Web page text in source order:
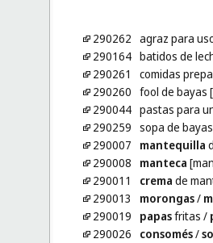
290262 agraz para
290164 batidos de
290261
comidas
290260 fool de bayas
290044 pastas para
290259 sopa de bayas
290007
mantequilla
290008
manteca
290011
crema de
290013
morongas/
290019
papasfritas /
290026
consomés/